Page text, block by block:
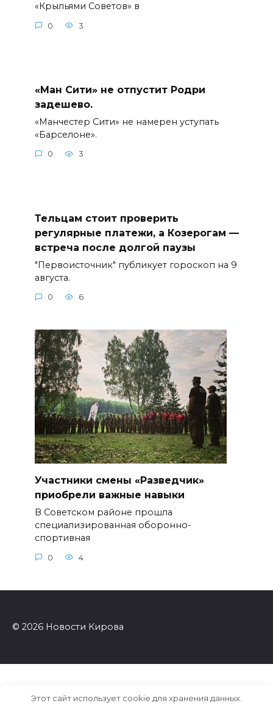
«Крыльями Советов» в
0 3
«Ман Сити» не отпустит Родри
задешево.
«Манчестер Сити» не намерен уступать
«Барселоне».
0 3
Тельцам стоит проверить
регулярные платежи, а Козерогам —
встреча после долгой паузы
"Первоисточник" публикует гороскоп на 9
августа.
0 6
Участники смены «Разведчик»
приобрели важные навыки
В Советском районе прошла
специализированная оборонно-
спортивная
0 4
© 2026 Новости Кирова
Этот сайт использует cookie для хранения данных.